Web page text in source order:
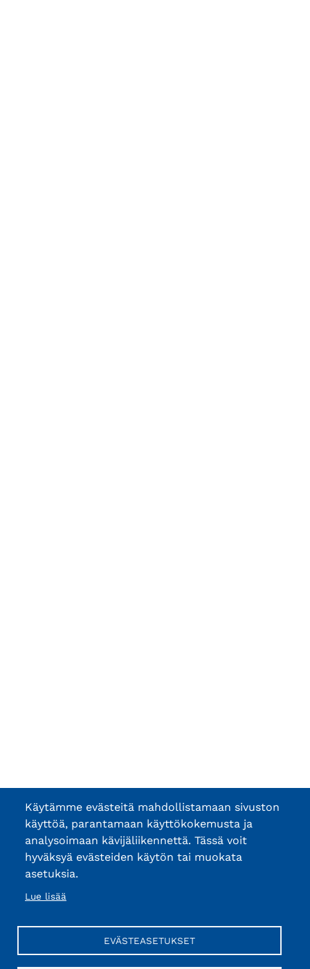
Käytämme evästeitä mahdollistamaan sivuston
käyttöä, parantamaan käyttökokemusta ja
analysoimaan kävijäliikennettä. Tässä voit
hyväksyä evästeiden käytön tai muokata
asetuksia.
Lue lisää
EVÄSTEASETUKSET